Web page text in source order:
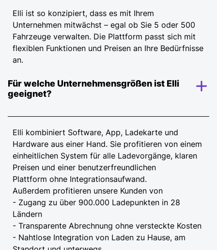
Elli ist so konzipiert, dass es mit Ihrem
Unternehmen mitwächst – egal ob Sie 5 oder 500
Fahrzeuge verwalten. Die Plattform passt sich mit
flexiblen Funktionen und Preisen an Ihre Bedürfnisse
an.
Für welche Unternehmensgrößen ist Elli
geeignet?
Elli kombiniert Software, App, Ladekarte und
Hardware aus einer Hand. Sie profitieren von einem
einheitlichen System für alle Ladevorgänge, klaren
Preisen und einer benutzerfreundlichen
Plattform ohne Integrationsaufwand.
Außerdem profitieren unsere Kunden von
- Zugang zu über 900.000 Ladepunkten in 28
Ländern
- Transparente Abrechnung ohne versteckte Kosten
- Nahtlose Integration von Laden zu Hause, am